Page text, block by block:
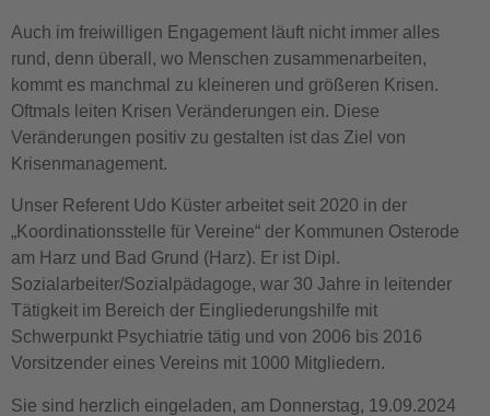
Auch im freiwilligen Engagement läuft nicht immer alles
rund, denn überall, wo Menschen zusammenarbeiten,
kommt es manchmal zu kleineren und größeren Krisen.
Oftmals leiten Krisen Veränderungen ein. Diese
Veränderungen positiv zu gestalten ist das Ziel von
Krisenmanagement.
Unser Referent Udo Küster arbeitet seit 2020 in der
„Koordinationsstelle für Vereine“ der Kommunen Osterode
am Harz und Bad Grund (Harz). Er ist Dipl.
Sozialarbeiter/Sozialpädagoge, war 30 Jahre in leitender
Tätigkeit im Bereich der Eingliederungshilfe mit
Schwerpunkt Psychiatrie tätig und von 2006 bis 2016
Vorsitzender eines Vereins mit 1000 Mitgliedern.
Sie sind herzlich eingeladen, am Donnerstag, 19.09.2024